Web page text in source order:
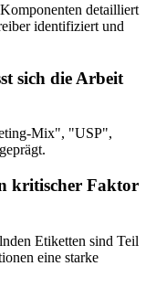
detailliert
identifiziert und
sich die Arbeit
Mix", "USP",
kritischer Faktor
Etiketten sind Teil
eine starke